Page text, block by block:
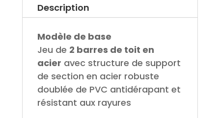
Description
Modèle de base
Jeu de 2 barres de toit en
acier avec structure de support
de section en acier robuste
doublée de PVC antidérapant et
résistant aux rayures